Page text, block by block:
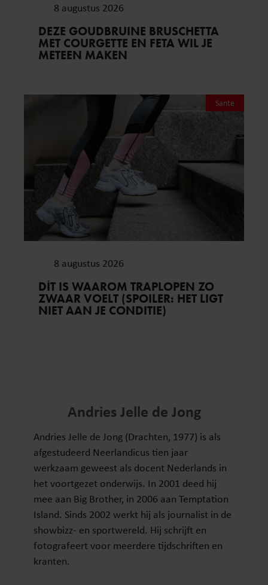
8 augustus 2026
DEZE GOUDBRUINE BRUSCHETTA
MET COURGETTE EN FETA WIL JE
METEEN MAKEN
Sante
8 augustus 2026
DÍT IS WAAROM TRAPLOPEN ZO
ZWAAR VOELT (SPOILER: HET LIGT
NIET AAN JE CONDITIE)
Andries Jelle de Jong
Andries Jelle de Jong (Drachten, 1977) is als
afgestudeerd Neerlandicus tien jaar
werkzaam geweest als docent Nederlands in
het voortgezet onderwijs. In 2001 deed hij
mee aan Big Brother, in 2006 aan Temptation
Island. Sinds 2002 werkt hij als journalist in de
showbizz- en sportwereld. Hij schrijft en
fotografeert voor meerdere tijdschriften en
kranten.